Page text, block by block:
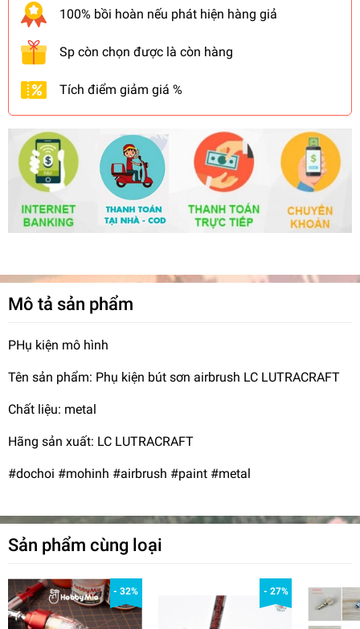
100% bồi hoàn nếu phát hiện hàng giả
Sp còn chọn được là còn hàng
Tích điểm giảm giá %
Mô tả sản phẩm
PHụ kiện mô hình
Tên sản phẩm: Phụ kiện bút sơn airbrush LC LUTRACRAFT
Chất liệu: metal
Hãng sản xuất: LC LUTRACRAFT
#dochoi #mohinh #airbrush #paint #metal
Sản phẩm cùng loại
- 32% - 27%